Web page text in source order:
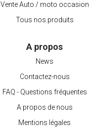
Vente Auto / moto occasion
Tous nos produits
A propos
News
Contactez-nous
FAQ - Questions fréquentes
A propos de nous
Mentions légales